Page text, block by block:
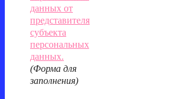
данных от
представителя
субъекта
персональных
данных.
(Форма для
заполнения)